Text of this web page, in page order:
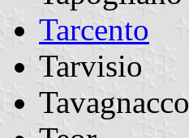
Tarcento
Tarvisio
Tavagnacco